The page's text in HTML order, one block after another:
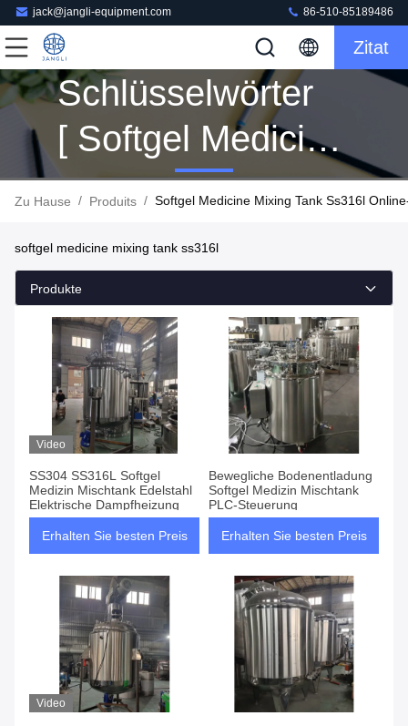
jack@jangli-equipment.com 86-510-85189486
Zitat
Schlüsselwörter
[ Softgel Medicine
Mixing Tank
Übereinstimmung
20 Produits
Zu Hause / Produits / Softgel Medicine Mixing Tank Ss316l
softgel medicine mixing tank ss316l
Produkte
Video
SS304 SS316L Softgel
Medizin Mischtank Edelstahl
Elektrische Dampfheizung
Erhalten Sie besten Preis
Bewegliche Bodenentladung
Softgel Medizin Mischtank
PLC-Steuerung
Erhalten Sie besten Preis
Video